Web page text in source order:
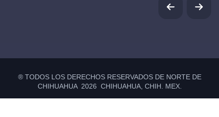
® TODOS LOS DERECHOS RESERVADOS DE NORTE DE
CHIHUAHUA 2026 CHIHUAHUA, CHIH. MEX.